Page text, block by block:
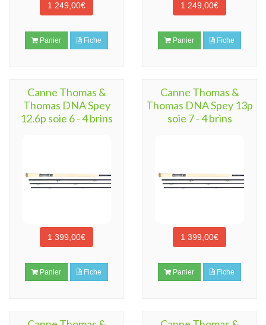
1 249,00€
Panier Fiche
1 249,00€
Panier Fiche
Canne Thomas &
Thomas DNA Spey
12.6p soie 6 - 4 brins
1 399,00€
Panier Fiche
Canne Thomas &
Thomas DNA Spey 13p
soie 7 - 4 brins
1 399,00€
Panier Fiche